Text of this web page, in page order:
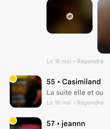
Le 18 mai • Répondre
55 • Casimiland
La suite elle et ou
Le 18 mai • Répondre
57 • jeannn